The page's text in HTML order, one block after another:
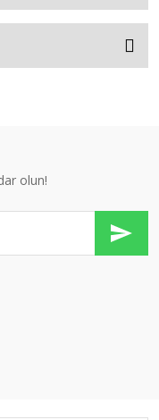
olun!